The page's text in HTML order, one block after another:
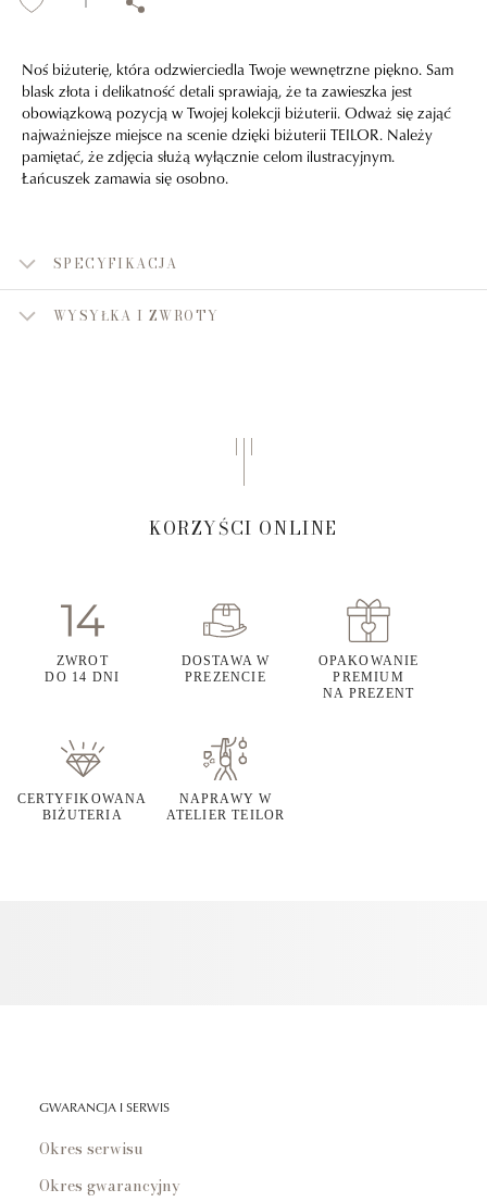
Noś biżuterię, która odzwierciedla Twoje wewnętrzne piękno. Sam
blask złota i delikatność detali sprawiają, że ta zawieszka jest
obowiązkową pozycją w Twojej kolekcji biżuterii. Odważ się zająć
najważniejsze miejsce na scenie dzięki biżuterii TEILOR. Należy
pamiętać, że zdjęcia służą wyłącznie celom ilustracyjnym.
Łańcuszek zamawia się osobno.
SPECYFIKACJA
WYSYŁKA I ZWROTY
KORZYŚCI ONLINE
ZWROT
DO 14 DNI
DOSTAWA W
PREZENCIE
OPAKOWANIE
PREMIUM
NA PREZENT
CERTYFIKOWANA
BIŻUTERIA
NAPRAWY W
ATELIER TEILOR
GWARANCJA I SERWIS
Okres serwisu
Okres gwarancyjny